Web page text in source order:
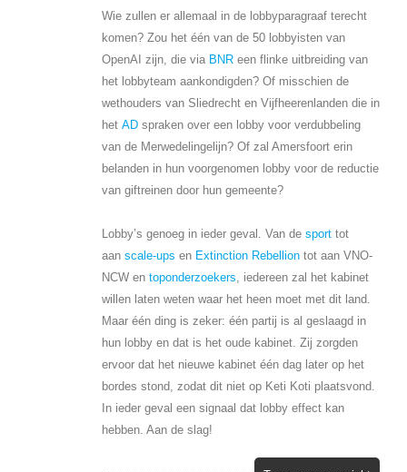
Wie zullen er allemaal in de lobbyparagraaf terecht
komen? Zou het één van de 50 lobbyisten van
OpenAI zijn, die via BNReen flinke uitbreiding van
het lobbyteam aankondigden? Of misschien de
wethouders van Sliedrecht en Vijfheerenlanden die in
het ADspraken over een lobby voor verdubbeling
van de Merwedelingelijn? Of zal Amersfoort erin
belanden in hun voorgenomen lobby voor de reductie
van giftreinen door hun gemeente?
Lobby’s genoeg in ieder geval. Van de sporttot
aan scale-ups en Extinction Rebelliontot aan VNO-
NCW en toponderzoekers, iedereen zal het kabinet
willen laten weten waar het heen moet met dit land.
Maar één ding is zeker: één partij is al geslaagd in
hun lobby en dat is het oude kabinet. Zij zorgden
ervoor dat het nieuwe kabinet één dag later op het
bordes stond, zodat dit niet op Keti Koti plaatsvond.
In ieder geval een signaal dat lobby effect kan
hebben. Aan de slag!